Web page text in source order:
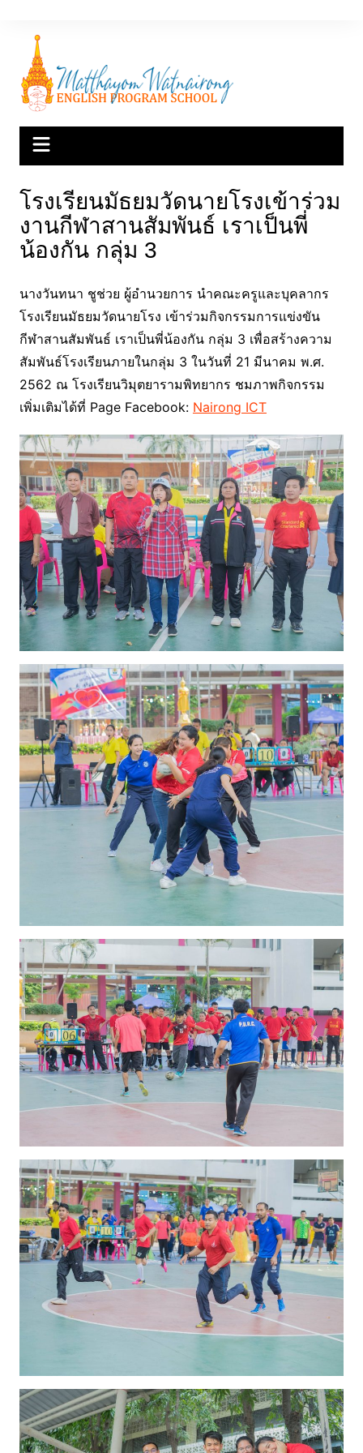
content
โรงเรียนมัธยมวัดนายโรงเข้าร่วม
งานกีฬาสานสัมพันธ์ เราเป็นพี่
น้องกัน กลุ่ม 3
นางวันทนา ชูช่วย ผู้อำนวยการ นำคณะครูและบุคลากร
โรงเรียนมัธยมวัดนายโรง เข้าร่วมกิจกรรมการแข่งขัน
กีฬาสานสัมพันธ์ เราเป็นพี่น้องกัน กลุ่ม 3 เพื่อสร้างความ
สัมพันธ์โรงเรียนภายในกลุ่ม 3 ในวันที่ 21 มีนาคม พ.ศ.
2562 ณ โรงเรียนวิมุตยารามพิทยากร ชมภาพกิจกรรม
เพิ่มเติมได้ที่ Page Facebook: Nairong ICT